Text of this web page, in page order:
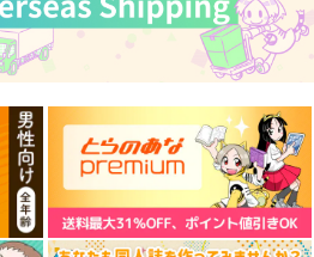
Vision, New Lif
Roomz
円（税込）
サンプル
作品詳細